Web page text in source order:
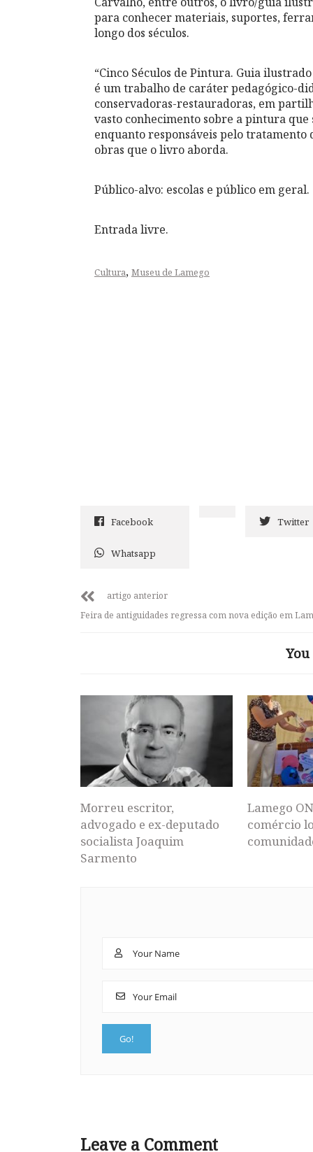
para conhecer materiais, suportes,
longo dos séculos.
“Cinco Séculos de Pintura. Guia
é um trabalho de caráter pedagógico-
conservadoras-restauradoras, em
vasto conhecimento sobre a pintura que
enquanto responsáveis pelo
obras que o livro aborda.
Público-alvo: escolas e público em geral.
Entrada livre.
Cultura, Museu de Lamego
Facebook Twitter
Whatsapp
artigo anterior
Feira de antiguidades regressa com nova edição em
Morreu escritor,
advogado e ex-deputado
socialista Joaquim
Sarmento
Lamego
comércio
Leave a Comment